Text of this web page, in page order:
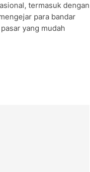
termasuk dengan
para bandar
yang mudah